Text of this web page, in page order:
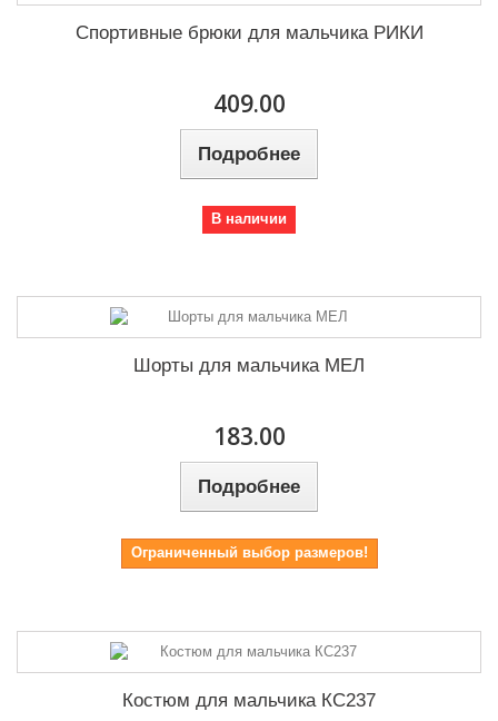
Спортивные брюки для мальчика РИКИ
409.00
Подробнее
В наличии
Шорты для мальчика МЕЛ
183.00
Подробнее
Ограниченный выбор размеров!
Костюм для мальчика КС237